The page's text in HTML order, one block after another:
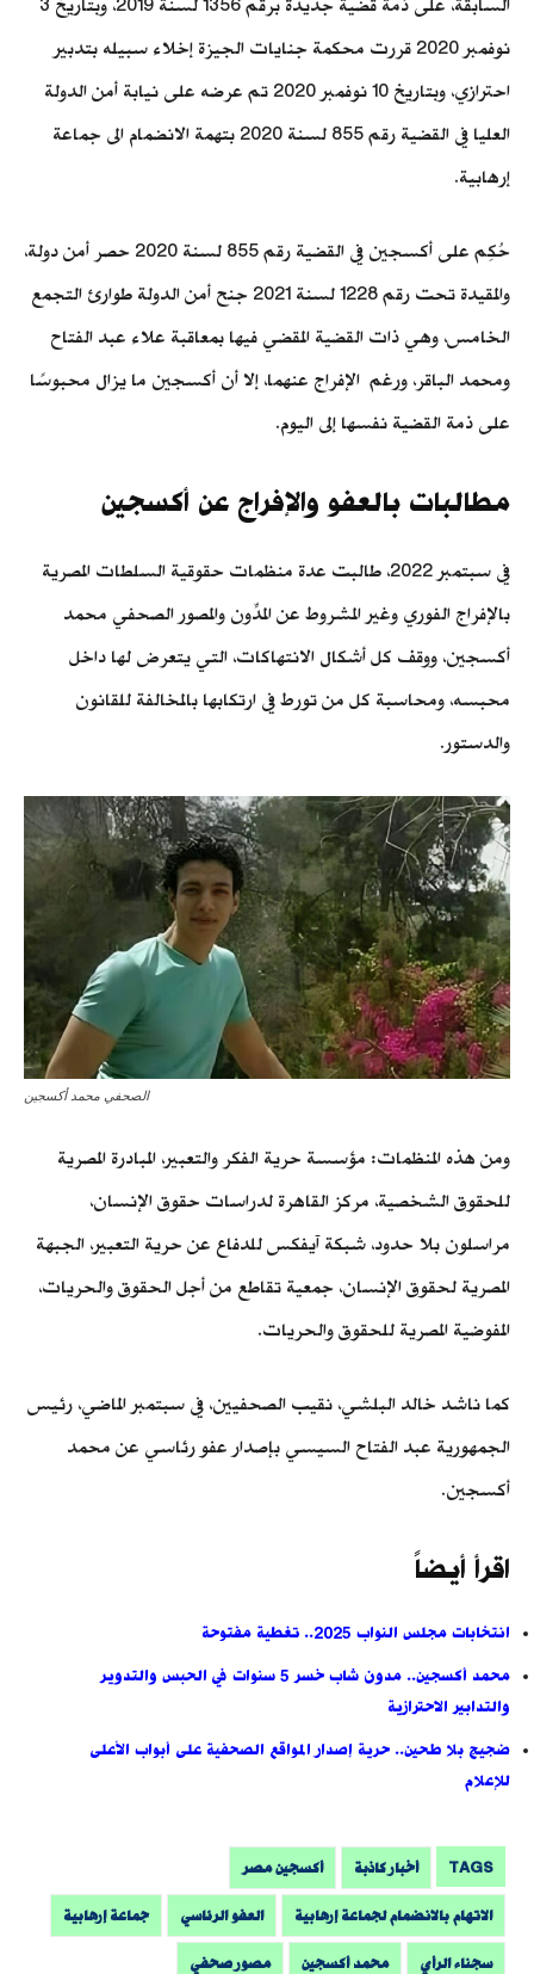
السابقة، على ذمة قضية جديدة برقم 1356 لسنة 2019، وبتاريخ 3
نوفمبر 2020 قررت محكمة جنايات الجيزة إخلاء سبيله بتدبير
احترازي، وبتاريخ 10 نوفمبر 2020 تم عرضه على نيابة أمن الدولة
العليا في القضية رقم 855 لسنة 2020 بتهمة الانضمام الى جماعة
إرهابية.
حُكِم على أكسجين في القضية رقم 855 لسنة 2020 حصر أمن دولة،
والمقيدة تحت رقم 1228 لسنة 2021 جنح أمن الدولة طوارئ التجمع
الخامس، وهي ذات القضية المقضي فيها بمعاقبة علاء عبد الفتاح
ومحمد الباقر، ورغم الإفراج عنهما، إلا أن أكسجين ما يزال محبوسًا
على ذمة القضية نفسها إلى اليوم.
مطالبات بالعفو والإفراج عن أكسجين
في سبتمبر 2022، طالبت عدة منظمات حقوقية السلطات المصرية
بالإفراج الفوري وغير المشروط عن المدِّون والمصور الصحفي محمد
أكسجين، ووقف كل أشكال الانتهاكات، التي يتعرض لها داخل
محبسه، ‏ومحاسبة كل من تورط في ارتكابها بالمخالفة للقانون
والدستور.
الصحفي محمد أكسجين
ومن هذه المنظمات: مؤسسة حرية الفكر والتعبير، المبادرة المصرية
للحقوق الشخصية، مركز القاهرة لدراسات حقوق الإنسان،
مراسلون بلا حدود، شبكة آيفكس للدفاع عن حرية التعبير، الجبهة
المصرية لحقوق الإنسان، جمعية تقاطع من أجل الحقوق والحريات،
المفوضية المصرية للحقوق والحريات.
كما ناشد خالد البلشي، نقيب الصحفيين، في سبتمبر الماضي، رئيس
الجمهورية عبد الفتاح السيسي بإصدار عفو رئاسي عن محمد
أكسجين.
اقرأ أيضاً
انتخابات مجلس النواب 2025.. تغطية مفتوحة
محمد أكسجين.. مدون شاب خسر 5 سنوات في الحبس والتدوير
والتدابير الاحترازية
ضجيج بلا طحين.. حرية إصدار المواقع الصحفية على أبواب الأعلى
للإعلام
TAGS أخبار كاذبة أكسجين مصر
الاتهام بالانضمام لجماعة إرهابية العفو الرئاسي جماعة إرهابية
سجناء الرأي محمد أكسجين مصور صحفي